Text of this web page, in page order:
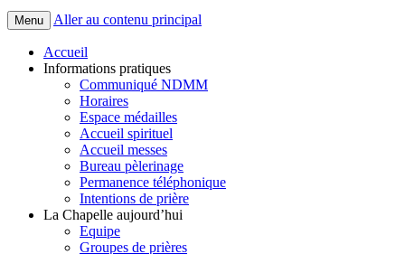
Menu Aller au contenu principal
Accueil
Informations pratiques
Communiqué NDMM
Horaires
Espace médailles
Accueil spirituel
Accueil messes
Bureau pèlerinage
Permanence téléphonique
Intentions de prière
La Chapelle aujourd’hui
Equipe
Groupes de prières